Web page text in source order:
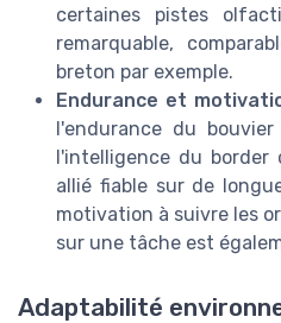
certaines pistes
remarquable,
breton par exemple.
Endurance et
l'endurance du
l'intelligence du
allié fiable sur de
motivation à suivre les
sur une tâche est
Adaptabilité